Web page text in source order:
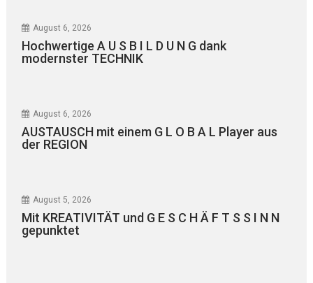
August 6, 2026
Hochwertige A U S B I L D U N G dank
modernster TECHNIK
August 6, 2026
AUSTAUSCH mit einem G L O B A L Player aus
der REGION
August 5, 2026
Mit KREATIVITÄT und G E S C H Ä F T S S I N N
gepunktet